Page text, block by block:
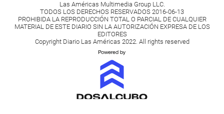
Las Américas Multimedia Group LLC.
TODOS LOS DERECHOS RESERVADOS 2016-06-13
PROHIBIDA LA REPRODUCCIÓN TOTAL O PARCIAL DE CUALQUIER
MATERIAL DE ESTE DIARIO SIN LA AUTORIZACIÓN EXPRESA DE LOS
EDITORES
Copyright Diario Las Américas 2022. All rights reserved